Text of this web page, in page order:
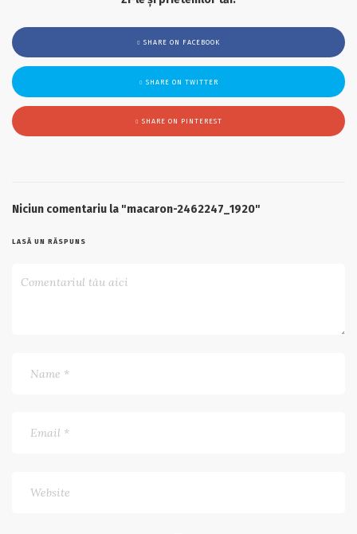
SHARE ON FACEBOOK
SHARE ON TWITTER
SHARE ON PINTEREST
Niciun comentariu la "macaron-2462247_1920"
LASĂ UN RĂSPUNS